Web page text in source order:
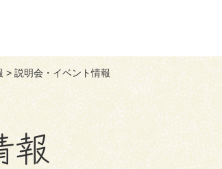
> 説明会・イベント情報
報